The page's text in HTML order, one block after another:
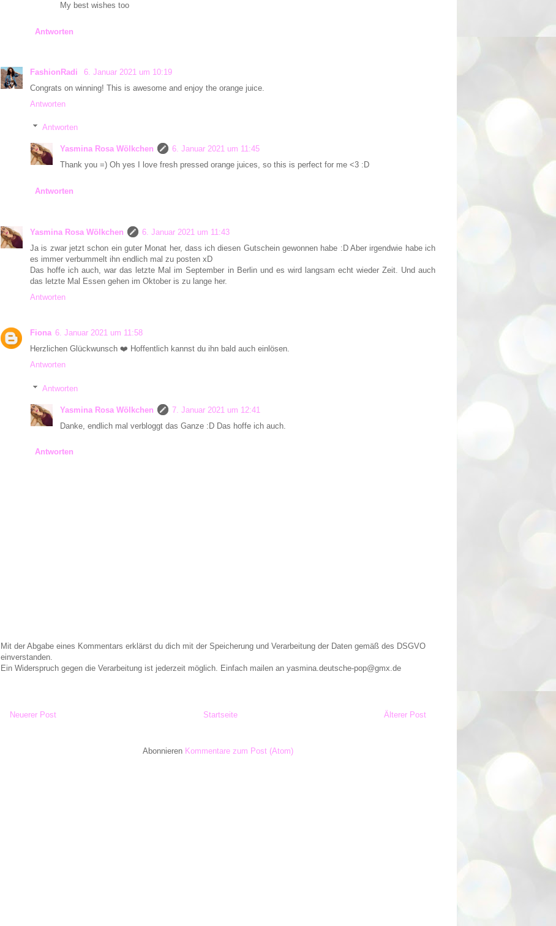
My best wishes too
Antworten
FashionRadi
6. Januar 2021 um 10:19
Congrats on winning! This is awesome and enjoy the orange juice.
Antworten
Antworten
Yasmina Rosa Wölkchen
6. Januar 2021 um 11:45
Thank you =) Oh yes I love fresh pressed orange juices, so this is perfect for me <3 :D
Antworten
Yasmina Rosa Wölkchen
6. Januar 2021 um 11:43
Ja is zwar jetzt schon ein guter Monat her, dass ich diesen Gutschein gewonnen habe :D Aber irgendwie habe ich
es immer verbummelt ihn endlich mal zu posten xD
Das hoffe ich auch, war das letzte Mal im September in Berlin und es wird langsam echt wieder Zeit. Und auch
das letzte Mal Essen gehen im Oktober is zu lange her.
Antworten
Fiona 6. Januar 2021 um 11:58
Herzlichen Glückwunsch ❤️ Hoffentlich kannst du ihn bald auch einlösen.
Antworten
Antworten
Yasmina Rosa Wölkchen
7. Januar 2021 um 12:41
Danke, endlich mal verbloggt das Ganze :D Das hoffe ich auch.
Antworten
Mit der Abgabe eines Kommentars erklärst du dich mit der Speicherung und Verarbeitung der Daten gemäß des DSGVO
einverstanden.
Ein Widerspruch gegen die Verarbeitung ist jederzeit möglich. Einfach mailen an yasmina.deutsche-pop@gmx.de
Neuerer Post Älterer Post
Startseite
Abonnieren Kommentare zum Post (Atom)